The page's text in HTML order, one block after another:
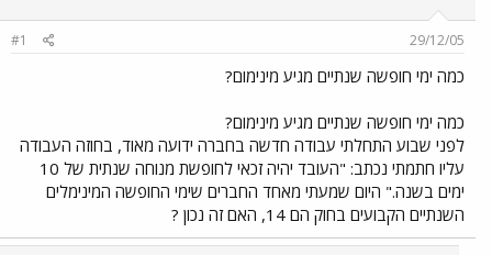
ך
29/12/05
#1
כמה ימי חופשה שנתיים מגיע מינימום?
כמה ימי חופשה שנתיים מגיע מינימום?
לפני שבוע התחלתי עבודה חדשה בחברה ידועה מאוד, בחוזה העבודה
עליו חתמתי נכתב: "העובד יהיה זכאי לחופשת מנוחה שנתית של 10
ימים בשנה." היום שמעתי מאחד החברים שימי החופשה המינימלים
השנתיים הקבועים בחוק הם 14, האם זה נכון ?